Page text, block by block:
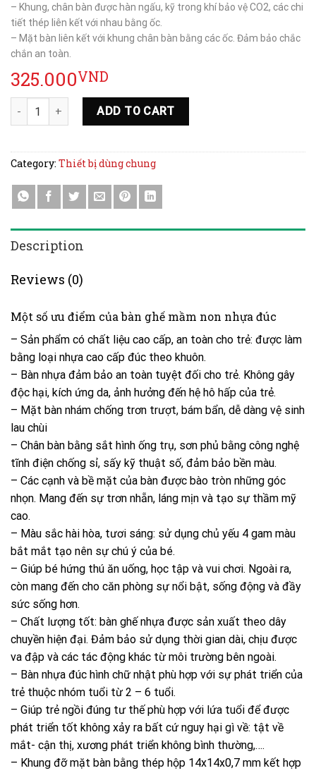
– Khung, chân bàn được hàn ngấu, kỹ trong khí bảo vệ CO2, các chi
tiết thép liên kết với nhau bằng ốc.
– Mặt bàn liên kết với khung chân bàn bằng các ốc. Đảm bảo chắc
chắn an toàn.
325.000VND
Bàn cho trẻ mầm non (Nhựa đúc) quantity
ADD TO CART
Category: Thiết bị dùng chung
Description
Reviews (0)
Một số ưu điểm của bàn ghế mầm non nhựa đúc
– Sản phẩm có chất liệu cao cấp, an toàn cho trẻ: được làm
bằng loại nhựa cao cấp đúc theo khuôn.
– Bàn nhựa đảm bảo an toàn tuyệt đối cho trẻ. Không gây
độc hại, kích ứng da, ảnh hưởng đến hệ hô hấp của trẻ.
– Mặt bàn nhám chống trơn trượt, bám bẩn, dễ dàng vệ sinh
lau chùi
– Chân bàn bằng sắt hình ống trụ, sơn phủ bằng công nghệ
tĩnh điện chống sỉ, sấy kỹ thuật số, đảm bảo bền màu.
– Các cạnh và bề mặt của bàn được bào tròn những góc
nhọn. Mang đến sự trơn nhẵn, láng mịn và tạo sự thầm mỹ
cao.
– Màu sắc hài hòa, tươi sáng: sử dụng chủ yếu 4 gam màu
bắt mắt tạo nên sự chú ý của bé.
– Giúp bé hứng thú ăn uống, học tập và vui chơi. Ngoài ra,
còn mang đến cho căn phòng sự nổi bật, sống động và đầy
sức sống hơn.
– Chất lượng tốt: bàn ghế nhựa được sản xuất theo dây
chuyền hiện đại. Đảm bảo sử dụng thời gian dài, chịu được
va đập và các tác động khác từ môi trường bên ngoài.
– Bàn nhựa đúc hình chữ nhật phù hợp với sự phát triển của
trẻ thuộc nhóm tuổi từ 2 – 6 tuổi.
– Giúp trẻ ngồi đúng tư thế phù hợp với lứa tuổi để được
phát triển tốt không xảy ra bất cứ nguy hại gì về: tật về
mắt- cận thị, xương phát triển không bình thường,….
– Khung đỡ mặt bàn bằng thép hộp 14x14x0,7 mm kết hợp